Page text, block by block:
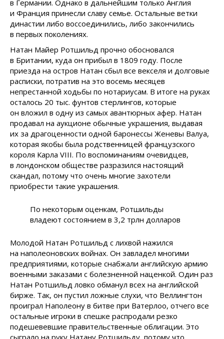
в Германии. Однако в дальнейшим только Англия
и Франция принесли славу семье. Остальные ветки
династии либо воссоединились, либо закончились
в первых поколениях.
Натан Майер Ротшильд прочно обосновался
в Британии, куда он прибыл в 1809 году. После
приезда на остров Натан сбыл все векселя и долговые
расписки, потратив на это восемь месяцев
непрестанной ходьбы по нотариусам. В итоге на руках
осталось 20 тыс. фунтов стерлингов, которые
он вложил в одну из самых авантюрных афер. Натан
продавал на аукционе обычные украшения, выдавая
их за драгоценности одной баронессы Женевы Валуа,
которая якобы была родственницей французского
короля Карла VIII. По воспоминаниям очевидцев,
в лондонском обществе разразился настоящий
скандал, потому что очень многие захотели
приобрести такие украшения.
По некоторым оценкам, Ротшильды
владеют состоянием в 3,2 трлн долларов
Молодой Натан Ротшильд с лихвой нажился
на наполеоновских войнах. Он завладел многими
предприятиями, которые снабжали английскую армию
военными заказами с болезненной наценкой. Один раз
Натан Ротшильд ловко обманул всех на английской
бирже. Так, он пустил ложные слухи, что Веллингтон
проиграл Наполеону в битве при Ватерлоо, отчего все
остальные игроки в спешке распродали резко
подешевевшие правительственные облигации. Это
сыграло на руку Натану Ротшильду, потому что